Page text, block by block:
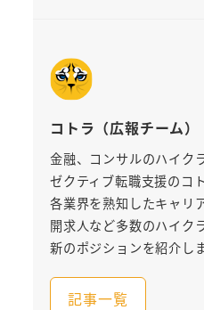
コトラ（広報チーム）
金融、コンサルのハイク
ゼクティブ転職支援のコ
各業界を熟知したキャリ
開求人など多数のハイク
新のポジションを紹介しま
記事一覧